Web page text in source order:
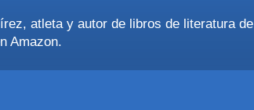
atleta y autor de libros de literatura de
Amazon.